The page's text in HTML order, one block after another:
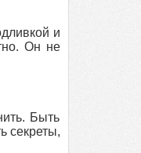
и
Он не
Быть
секреты,